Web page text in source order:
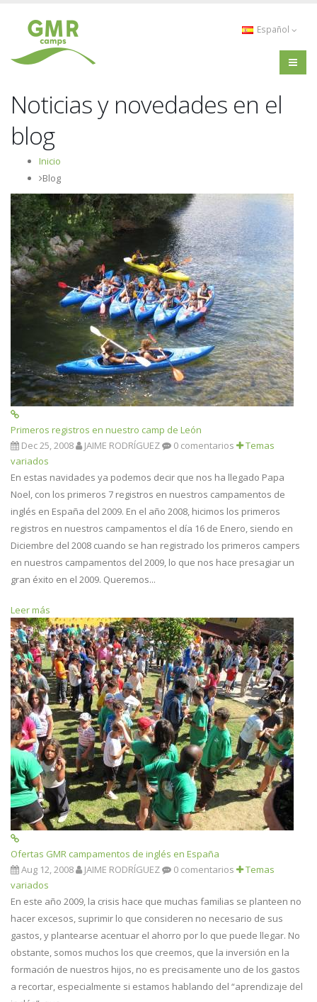
Español
Noticias y novedades en el
blog
Inicio
Blog
Primeros registros en nuestro camp de León
Dec 25, 2008
JAIME RODRÍGUEZ 0 comentarios
Temas
variados
En estas navidades ya podemos decir que nos ha llegado Papa
Noel, con los primeros 7 registros en nuestros campamentos de
inglés en España del 2009. En el año 2008, hicimos los primeros
registros en nuestros campamentos el día 16 de Enero, siendo en
Diciembre del 2008 cuando se han registrado los primeros campers
en nuestros campamentos del 2009, lo que nos hace presagiar un
gran éxito en el 2009. Queremos...
Leer más
Ofertas GMR campamentos de inglés en España
Aug 12, 2008
JAIME RODRÍGUEZ 0 comentarios
Temas
variados
En este año 2009, la crisis hace que muchas familias se planteen no
hacer excesos, suprimir lo que consideren no necesario de sus
gastos, y plantearse acentuar el ahorro por lo que puede llegar. No
obstante, somos muchos los que creemos, que la inversión en la
formación de nuestros hijos, no es precisamente uno de los gastos
a recortar, especialmente si estamos hablando del “aprendizaje del